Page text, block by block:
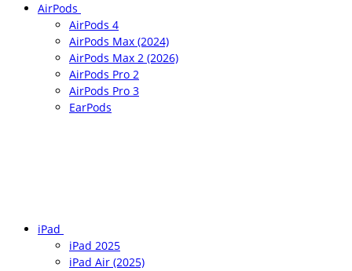
AirPods
AirPods 4
AirPods Max (2024)
AirPods Max 2 (2026)
AirPods Pro 2
AirPods Pro 3
EarPods
iPad
iPad 2025
iPad Air (2025)